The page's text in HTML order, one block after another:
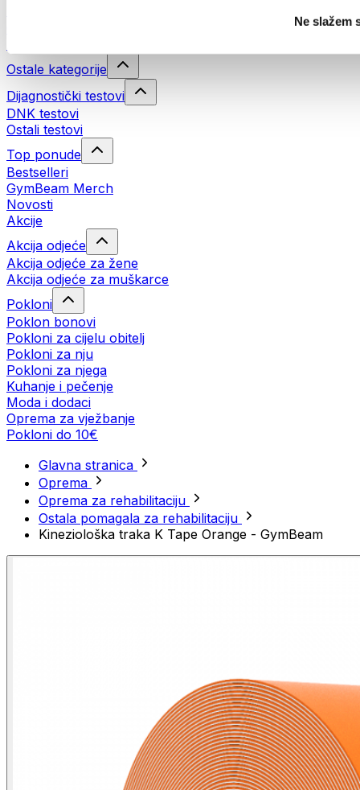
Ne slažem
Ostale kategorije
Dijagnostički testovi
DNK testovi
Ostali testovi
Top ponude
Bestselleri
GymBeam Merch
Novosti
Akcije
Akcija odjeće
Akcija odjeće za žene
Akcija odjeće za muškarce
Pokloni
Poklon bonovi
Pokloni za cijelu obitelj
Pokloni za nju
Pokloni za njega
Kuhanje i pečenje
Moda i dodaci
Oprema za vježbanje
Pokloni do 10€
Glavna stranica
Oprema
Oprema za rehabilitaciju
Ostala pomagala za rehabilitaciju
Kineziološka traka K Tape Orange - GymBeam